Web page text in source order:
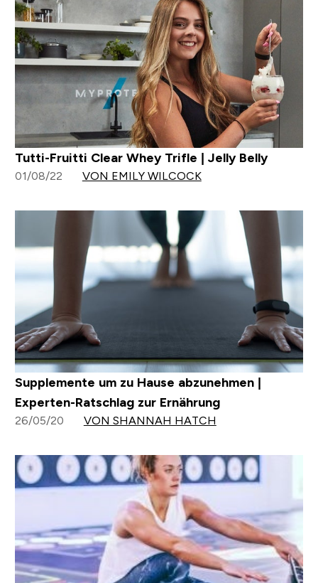
Tutti-Fruitti Clear Whey Trifle | Jelly Belly
01/08/22 VON EMILY WILCOCK
Supplemente um zu Hause abzunehmen |
Experten-Ratschlag zur Ernährung
26/05/20 VON SHANNAH HATCH